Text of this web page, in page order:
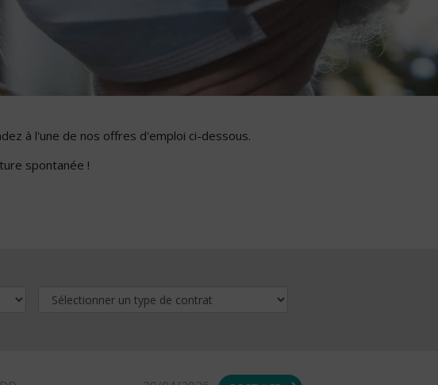
à l'une de nos offres d'emploi ci-dessous.
spontanée !